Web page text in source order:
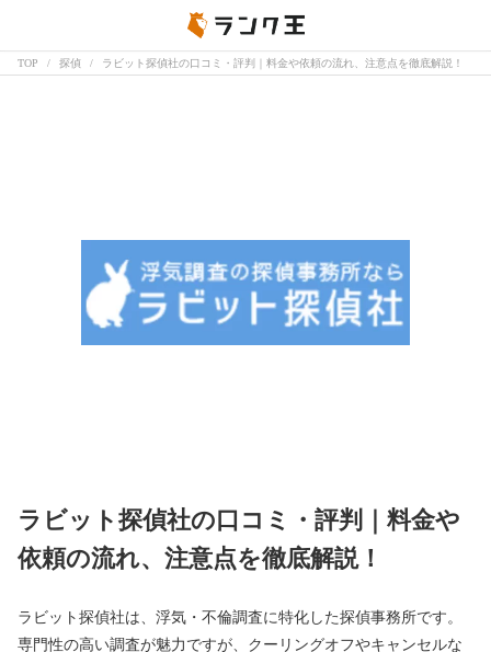
TOP 探偵 ラビット探偵社の口コミ・評判｜料金や依頼の流れ、注意点を徹底解説！
ラビット探偵社の口コミ・評判｜料金や
依頼の流れ、注意点を徹底解説！
ラビット探偵社は、浮気・不倫調査に特化した探偵事務所です。
専門性の高い調査が魅力ですが、クーリングオフやキャンセルな